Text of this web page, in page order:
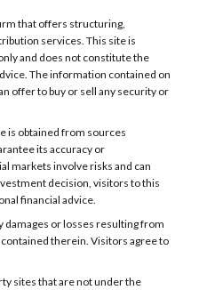
that offers structuring,
services. This site is
and does not constitute the
The information contained on
offer to buy or sell any security or
is obtained from sources
its accuracy or
markets involve risks and can
decision, visitors to this
financial advice.
damages or losses resulting from
therein. Visitors agree to
sites that are not under the